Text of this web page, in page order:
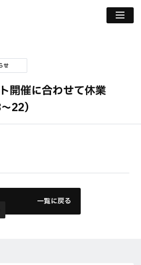
せ
開催に合わせて休業
22）
一覧に戻る